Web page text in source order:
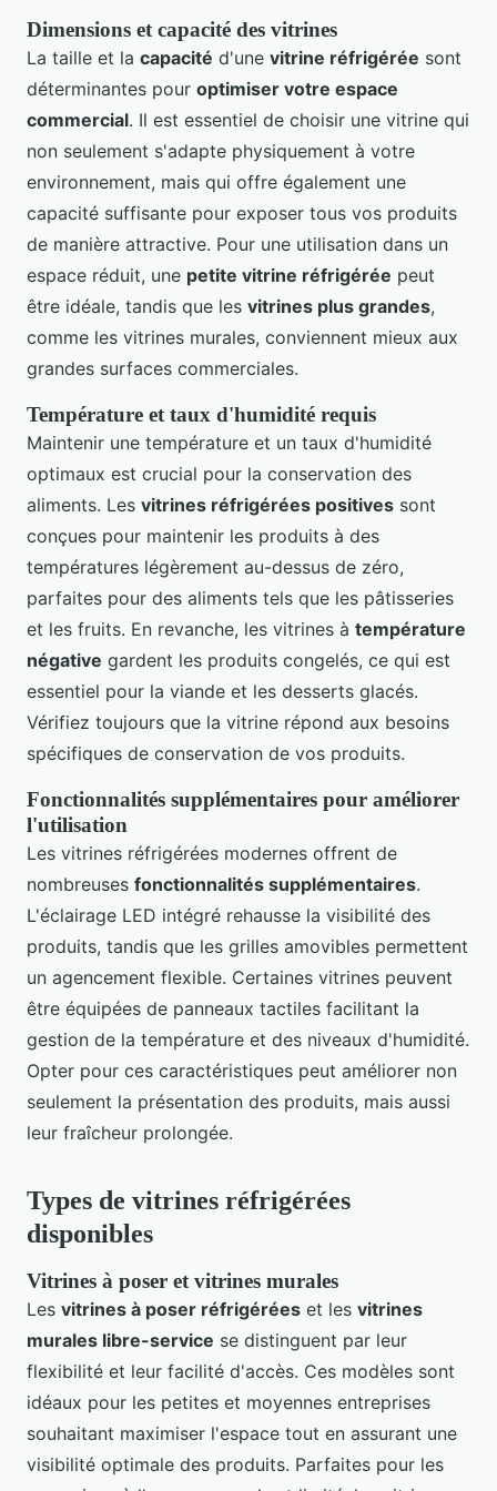
Dimensions et capacité des vitrines
La taille et la capacité d'une vitrine réfrigérée sont
déterminantes pour optimiser votre espace
commercial. Il est essentiel de choisir une vitrine qui
non seulement s'adapte physiquement à votre
environnement, mais qui offre également une
capacité suffisante pour exposer tous vos produits
de manière attractive. Pour une utilisation dans un
espace réduit, une petite vitrine réfrigérée peut
être idéale, tandis que les vitrines plus grandes,
comme les vitrines murales, conviennent mieux aux
grandes surfaces commerciales.
Température et taux d'humidité requis
Maintenir une température et un taux d'humidité
optimaux est crucial pour la conservation des
aliments. Les vitrines réfrigérées positives sont
conçues pour maintenir les produits à des
températures légèrement au-dessus de zéro,
parfaites pour des aliments tels que les pâtisseries
et les fruits. En revanche, les vitrines à température
négative gardent les produits congelés, ce qui est
essentiel pour la viande et les desserts glacés.
Vérifiez toujours que la vitrine répond aux besoins
spécifiques de conservation de vos produits.
Fonctionnalités supplémentaires pour améliorer
l'utilisation
Les vitrines réfrigérées modernes offrent de
nombreuses fonctionnalités supplémentaires.
L'éclairage LED intégré rehausse la visibilité des
produits, tandis que les grilles amovibles permettent
un agencement flexible. Certaines vitrines peuvent
être équipées de panneaux tactiles facilitant la
gestion de la température et des niveaux d'humidité.
Opter pour ces caractéristiques peut améliorer non
seulement la présentation des produits, mais aussi
leur fraîcheur prolongée.
Types de vitrines réfrigérées
disponibles
Vitrines à poser et vitrines murales
Les vitrines à poser réfrigérées et les vitrines
murales libre-service se distinguent par leur
flexibilité et leur facilité d'accès. Ces modèles sont
idéaux pour les petites et moyennes entreprises
souhaitant maximiser l'espace tout en assurant une
visibilité optimale des produits. Parfaites pour les